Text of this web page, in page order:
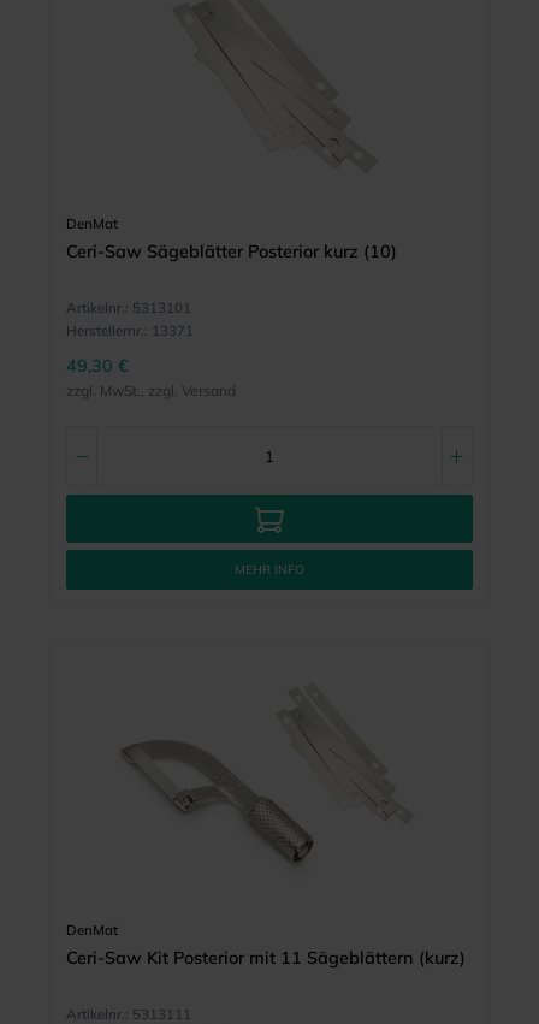
DenMat
Ceri-Saw Sägeblätter Posterior kurz (10)
Artikelnr.: 5313101
Herstellernr.: 13371
49,30 €
zzgl. MwSt., zzgl. Versand
MEHR INFO
DenMat
Ceri-Saw Kit Posterior mit 11 Sägeblättern (kurz)
Artikelnr.: 5313111